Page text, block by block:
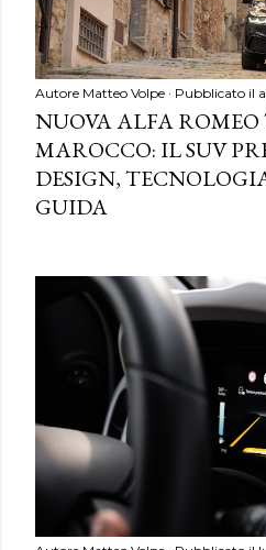
Autore Matteo Volpe Pubblicato il
NUOVA ALFA
MAROCCO: IL SUV
DESIGN,
GUIDA